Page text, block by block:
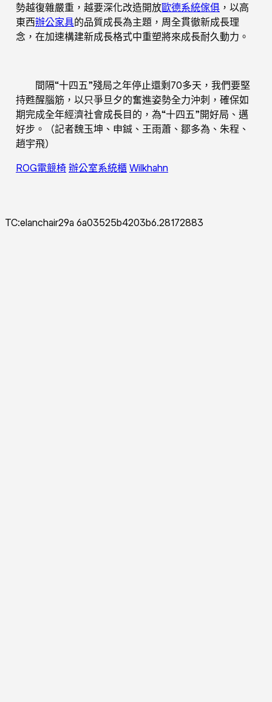
勢越復雜嚴重，越要深化改造開放歐德系統傢俱 ，以高
東西辦公家具的品質成長為主題，周全貫徹新成長理
念，在加速構建新成長格式中重塑將來成長耐久動力。
間隔“十四五”殘局之年停止還剩70多天，我們要堅
持甦醒腦筋，以只爭旦夕的奮進姿勢全力沖刺，確保如
期完成全年經濟社會成長目的，為“十四五”開好局、邁
好步。（記者魏玉坤、申鋮、王雨蕭、鄒多為、朱程、
趙宇飛）
ROG電競椅 辦公室系統櫃 Wilkhahn
TC:elanchair29a 6a03525b4203b6.28172883